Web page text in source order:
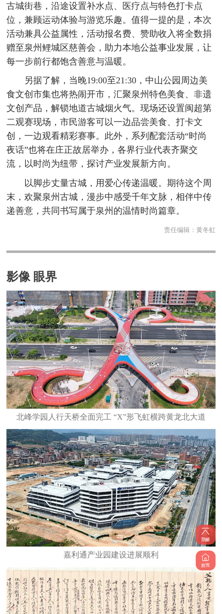
古城街巷，沿途设置补水点、医疗点与特色打卡点
位，兼顾运动体验与游览乐趣。值得一提的是，本次
活动兼具公益属性，活动报名费、赞助收入将全数捐
赠至泉州鲤城区慈善会，助力本地公益事业发展，让
每一步前行都饱含善意与温暖。
另据了解，当晚19:00至21:30，中山公园周边美
食文创市集也将热闹开市，汇聚泉州特色美食、非遗
文创产品，解锁地道古城烟火气。现场还设置闽超第
二观赛现场，市民游客可以一边品尝美食、打卡文
创，一边观看精彩赛事。此外，系列配套活动“时尚
夜话”也将在庄正故居举办，各界行业代表齐聚交
流，以时尚为纽带，探讨产业发展新方向。
以脚步丈量古城，用爱心传递温暖。期待这个周
末，欢聚泉州古城，漫步中感受千年文脉，相伴中传
递善意，共同书写属于泉州的温情时尚篇章。
责任编辑： 黄冬虹
影像 眼界
北峰学园人行天桥全面完工 “X”形飞虹横跨黄龙北大道
嘉利通产业园建设进展顺利